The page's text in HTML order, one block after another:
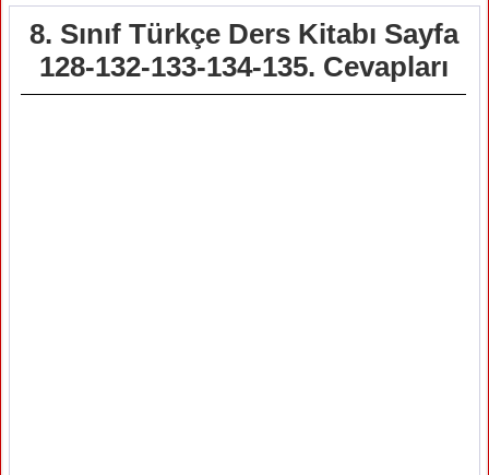
8. Sınıf Türkçe Ders Kitabı Sayfa
128-132-133-134-135. Cevapları